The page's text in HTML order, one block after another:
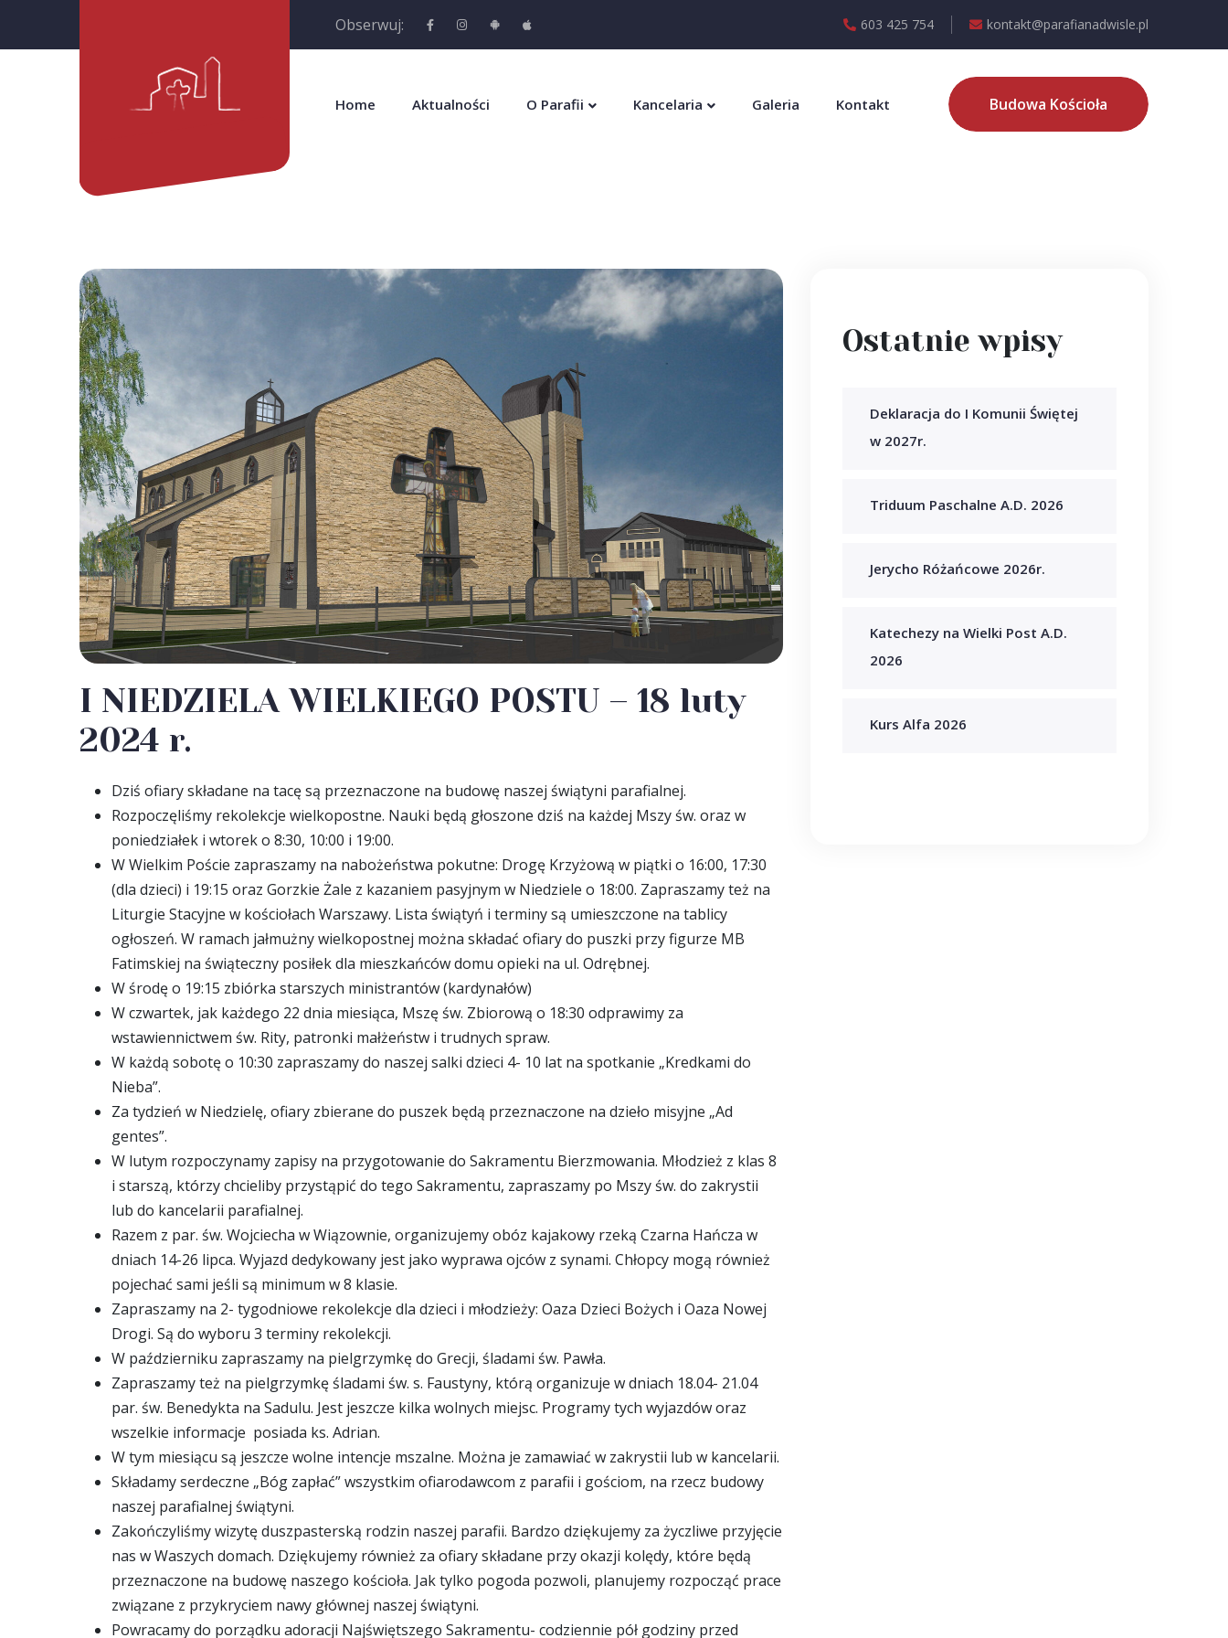
Obserwuj: 603 425 754 kontakt@parafianadwisle.pl
Home Aktualności O Parafii Kancelaria Galeria Kontakt Budowa Kościoła
I NIEDZIELA WIELKIEGO POSTU – 18 luty
2024 r.
Dziś ofiary składane na tacę są przeznaczone na budowę naszej świątyni parafialnej.
Rozpoczęliśmy rekolekcje wielkopostne. Nauki będą głoszone dziś na każdej Mszy św. oraz w
poniedziałek i wtorek o 8:30, 10:00 i 19:00.
W Wielkim Poście zapraszamy na nabożeństwa pokutne: Drogę Krzyżową w piątki o 16:00, 17:30
(dla dzieci) i 19:15 oraz Gorzkie Żale z kazaniem pasyjnym w Niedziele o 18:00. Zapraszamy też na
Liturgie Stacyjne w kościołach Warszawy. Lista świątyń i terminy są umieszczone na tablicy
ogłoszeń. W ramach jałmużny wielkopostnej można składać ofiary do puszki przy figurze MB
Fatimskiej na świąteczny posiłek dla mieszkańców domu opieki na ul. Odrębnej.
W środę o 19:15 zbiórka starszych ministrantów (kardynałów)
W czwartek, jak każdego 22 dnia miesiąca, Mszę św. Zbiorową o 18:30 odprawimy za
wstawiennictwem św. Rity, patronki małżeństw i trudnych spraw.
W każdą sobotę o 10:30 zapraszamy do naszej salki dzieci 4- 10 lat na spotkanie „Kredkami do
Nieba”.
Za tydzień w Niedzielę, ofiary zbierane do puszek będą przeznaczone na dzieło misyjne „Ad
gentes”.
W lutym rozpoczynamy zapisy na przygotowanie do Sakramentu Bierzmowania. Młodzież z klas 8
i starszą, którzy chcieliby przystąpić do tego Sakramentu, zapraszamy po Mszy św. do zakrystii
lub do kancelarii parafialnej.
Razem z par. św. Wojciecha w Wiązownie, organizujemy obóz kajakowy rzeką Czarna Hańcza w
dniach 14-26 lipca. Wyjazd dedykowany jest jako wyprawa ojców z synami. Chłopcy mogą również
pojechać sami jeśli są minimum w 8 klasie.
Zapraszamy na 2- tygodniowe rekolekcje dla dzieci i młodzieży: Oaza Dzieci Bożych i Oaza Nowej
Drogi. Są do wyboru 3 terminy rekolekcji.
W październiku zapraszamy na pielgrzymkę do Grecji, śladami św. Pawła.
Zapraszamy też na pielgrzymkę śladami św. s. Faustyny, którą organizuje w dniach 18.04- 21.04
par. św. Benedykta na Sadulu. Jest jeszcze kilka wolnych miejsc. Programy tych wyjazdów oraz
wszelkie informacje posiada ks. Adrian.
W tym miesiącu są jeszcze wolne intencje mszalne. Można je zamawiać w zakrystii lub w kancelarii.
Składamy serdeczne „Bóg zapłać” wszystkim ofiarodawcom z parafii i gościom, na rzecz budowy
naszej parafialnej świątyni.
Zakończyliśmy wizytę duszpasterską rodzin naszej parafii. Bardzo dziękujemy za życzliwe przyjęcie
nas w Waszych domach. Dziękujemy również za ofiary składane przy okazji kolędy, które będą
przeznaczone na budowę naszego kościoła. Jak tylko pogoda pozwoli, planujemy rozpocząć prace
związane z przykryciem nawy głównej naszej świątyni.
Powracamy do porządku adoracji Najświętszego Sakramentu- codziennie pół godziny przed
Ostatnie wpisy
Deklaracja do I Komunii Świętej
w 2027r.
Triduum Paschalne A.D. 2026
Jerycho Różańcowe 2026r.
Katechezy na Wielki Post A.D.
2026
Kurs Alfa 2026